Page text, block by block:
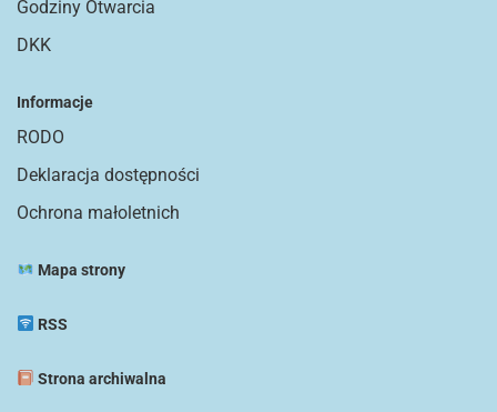
Godziny Otwarcia
DKK
Informacje
RODO
Deklaracja dostępności
Ochrona małoletnich
Mapa strony
RSS
Strona archiwalna